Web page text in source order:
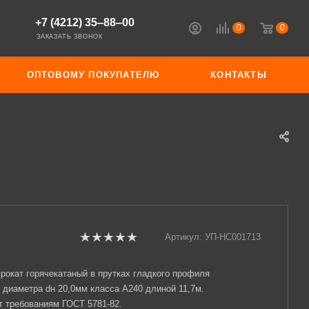
0 0
+7 (4212) 35‒88‒00
ЗАКАЗАТЬ ЗВОНОК
ОПТОВОМУ ПОКУПАТЕЛЮ КОНТАКТЫ
Артикул: УП-НС001713
горячекатаный в прутках гладкого профиля
диаметра dн 20,0мм класса А240 длиной 11,7м.
требованиям ГОСТ 5781-82.